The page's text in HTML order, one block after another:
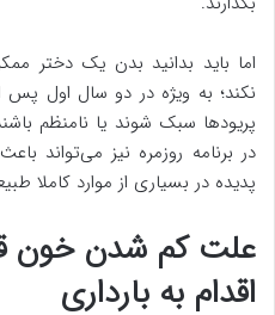
اما باید بدانید بدن یک دختر
نکند؛ به ویژه در دو سال اول
پریودها سبک شوند یا نامنظم
در برنامه روزمره نیز می‌تواند
پدیده در بسیاری از موارد کاملا
علت کم شدن خون
اقدام به بارداری